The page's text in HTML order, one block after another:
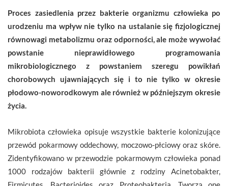
Proces zasiedlenia przez bakterie organizmu człowieka po
urodzeniu ma wpływ nie tylko na ustalanie się fizjologicznej
równowagi metabolizmu oraz odporności, ale może wywołać
powstanie nieprawidłowego programowania
mikrobiologicznego z powstaniem szeregu powikłań
chorobowych ujawniających się i to nie tylko w okresie
płodowo-noworodkowym ale również w późniejszym okresie
życia.
Mikrobiota człowieka opisuje wszystkie bakterie kolonizujące
przewód pokarmowy oddechowy, moczowo-płciowy oraz skóre.
Zidentyfikowano w przewodzie pokarmowym człowieka ponad
1000 rodzajów bakterii głównie z rodziny Acinetobakter,